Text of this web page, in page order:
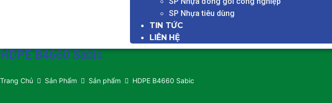
SP Nhựa tiêu dùng
TIN TỨC
LIÊN HỆ
HDPE B4660 Sabic
Trang Chủ Sản Phẩm Sản phẩm HDPE B4660 Sabic